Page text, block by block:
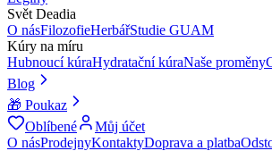
Svět Deadia
O násFilozofieHerbářStudie GUAM
Kúry na míru
Hubnoucí kúraHydratační kúraNaše proměny
Blog
🎁 Poukaz
Oblíbené
Můj účet
O násProdejnyKontaktyDoprava a platba